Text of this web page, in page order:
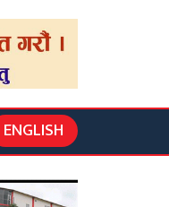
ENGLISH